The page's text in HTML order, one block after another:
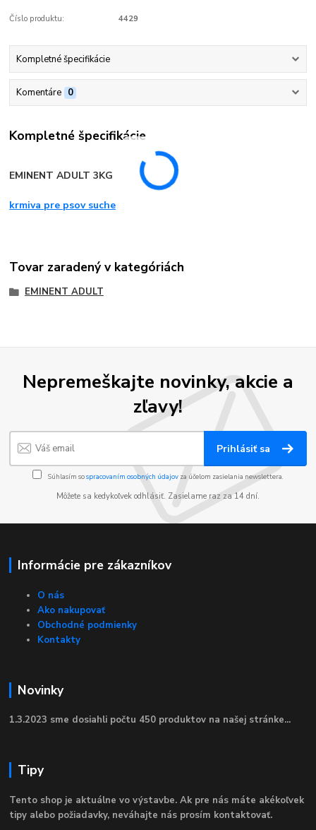
Číslo produktu: 4429
Kompletné špecifikácie
Komentáre 0
Kompletné špecifikácie
EMINENT ADULT 3KG
krmiva pre psov suche
Tovar zaradený v kategóriách
EMINENT ADULT
Nepremeškajte novinky, akcie a
zľavy!
Prihlásiť sa
Súhlasím sospracovaním osobných údajov za účelom zasielania newslettera.
Môžete sa kedykoľvek odhlásiť. Zasielame raz za 14 dní.
Informácie pre zákazníkov
O nás
Ako nakupovať
Obchodné podmienky
Kontakty
Novinky
1.3.2023 sme dosiahli počtu 450 produktov na našej stránke...
Tipy
Tento shop je aktuálne vo výstavbe. Ak pre nás máte akékoľvek
tipy alebo požiadavky, neváhajte nás prosím kontaktovať.